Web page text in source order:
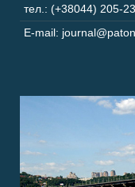
тел.: (+38044) 205-
E-mail: